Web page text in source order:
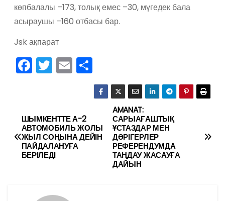
көпбалалы –173, толық емес –30, мүгедек бала
асыраушы –160 отбасы бар.
Jsk ақпарат
F
a
e
b
o
o
T
w
er
E
m
l
О
тп
р
в
и
Н
а
в
AMANAT:
САРЫАҒАШТЫҚ
ҰСТАЗДАР МЕН
ДӘРІГЕРЛЕР
РЕФЕРЕНДУМДА
ТАҢДАУ ЖАСАУҒА
ДАЙЫН
ШЫМКЕНТТЕ А-2
АВТОМОБИЛЬ ЖОЛЫ
ЖЫЛ СОҢЫНА ДЕЙІН
ПАЙДАЛАНУҒА
БЕРІЛЕДІ